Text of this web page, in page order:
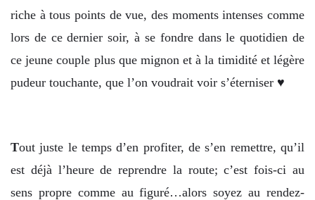
riche à tous points de vue, des moments intenses comme
lors de ce dernier soir, à se fondre dans le quotidien de
ce jeune couple plus que mignon et à la timidité et légère
pudeur touchante, que l’on voudrait voir s’éterniser ♥
Tout juste le temps d’en profiter, de s’en remettre, qu’il
est déjà l’heure de reprendre la route; c’est fois-ci au
sens propre comme au figuré…alors soyez au rendez-